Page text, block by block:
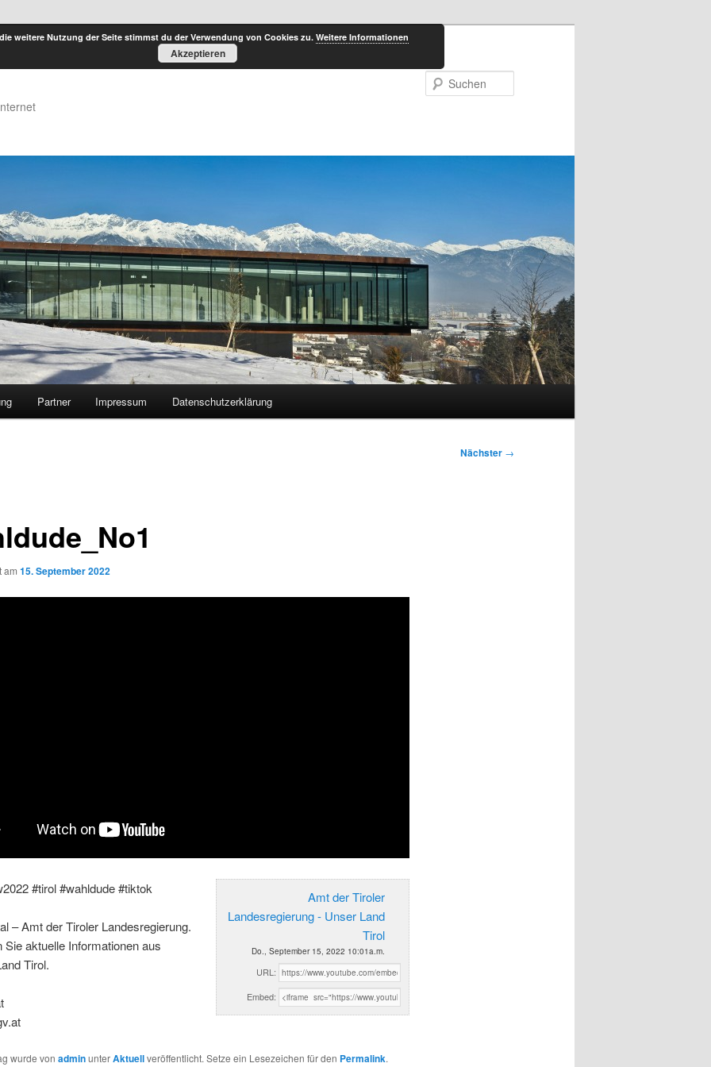
Partner Impressum Datenschutzerklärung
Nächster →
am 15. September 2022
Amt der Tiroler
Landesregierung - Unser Land
Tirol
Do., September 15, 2022 10:01a.m.
URL:
Embed:
#tirol #wahldude #tiktok
– Amt der Tiroler Landesregierung.
Sie aktuelle Informationen aus
Tirol.
wurde von adminunterAktuellveröffentlicht. Setze ein Lesezeichen für den Permalink.
weitere Nutzung der Seite stimmst du der Verwendung von Cookies zu. Weitere Informationen
Akzeptieren